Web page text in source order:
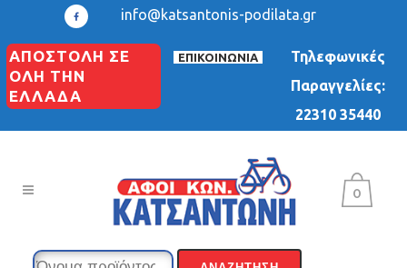
info@katsantonis-podilata.gr
ΑΠΟΣΤΟΛΗ ΣΕ
ΟΛΗ ΤΗΝ
ΕΛΛΑΔΑ
ΕΠΙΚΟΙΝΩΝΙΑ
Τηλεφωνικές
Παραγγελίες:
22310 35440
0